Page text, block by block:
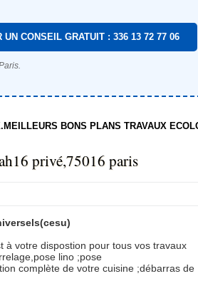
UN CONSEIL GRATUIT : 336 13 72 77 06
BONS PLANS TRAVAUX
privé,75016 paris
à votre dispostion pour tous vos travaux
lino ;pose
complète de votre cuisine ;débarras de